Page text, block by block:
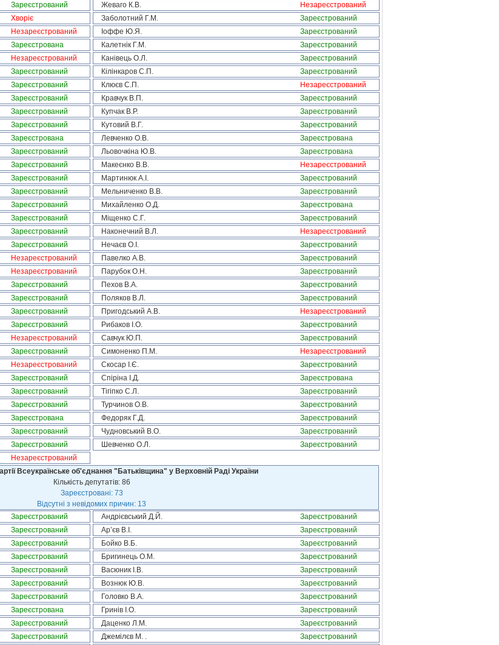
Зареєстрований Жеваго К.В.
Незареєстрований
Хворіє Заболотний Г.М.
Зареєстрований
Незареєстрований Іоффе Ю.Я.
Зареєстрований
Зареєстрована Калетнік Г.М.
Зареєстрований
Незареєстрований Канівець О.Л.
Зареєстрований
Зареєстрований Кілінкаров С.П.
Зареєстрований
Зареєстрований Клюєв С.П.
Незареєстрований
Зареєстрований Кравчук В.П.
Зареєстрований
Зареєстрований Купчак В.Р.
Зареєстрований
Зареєстрований Кутовий В.Г.
Зареєстрований
Зареєстрована Левченко О.В.
Зареєстрована
Зареєстрований Льовочкіна Ю.В.
Зареєстрована
Зареєстрований Макеєнко В.В.
Незареєстрований
Зареєстрований Мартинюк А.І.
Зареєстрований
Зареєстрований Мельниченко В.В.
Зареєстрований
Зареєстрований Михайленко О.Д.
Зареєстрована
Зареєстрований Міщенко С.Г.
Зареєстрований
Зареєстрований Наконечний В.Л.
Незареєстрований
Зареєстрований Нечаєв О.І.
Зареєстрований
Незареєстрований Павелко А.В.
Зареєстрований
Незареєстрований Парубок О.Н.
Зареєстрований
Зареєстрований Пехов В.А.
Зареєстрований
Зареєстрований Поляков В.Л.
Зареєстрований
Зареєстрований Пригодський А.В.
Незареєстрований
Зареєстрований Рибаков І.О.
Зареєстрований
Незареєстрований Савчук Ю.П.
Зареєстрований
Зареєстрований Симоненко П.М.
Незареєстрований
Незареєстрований Скосар І.Є.
Зареєстрований
Зареєстрований Спіріна І.Д.
Зареєстрована
Зареєстрований Тігіпко С.Л.
Зареєстрований
Зареєстрований Турчинов О.В.
Зареєстрований
Зареєстрована Федоряк Г.Д.
Зареєстрований
Зареєстрований Чудновський В.О.
Зареєстрований
Зареєстрований Шевченко О.Л.
Зареєстрований
Незареєстрований
Всеукраїнське об'єднання "Батьківщина" у Верховній Раді України
Кількість депутатів: 86
Зареєстровані: 73
Відсутні з невідомих причин: 13
Зареєстрований Андрієвський Д.Й.
Зареєстрований
Зареєстрований Ар’єв В.І.
Зареєстрований
Зареєстрований Бойко В.Б.
Зареєстрований
Зареєстрований Бригинець О.М.
Зареєстрований
Зареєстрований Васюник І.В.
Зареєстрований
Зареєстрований Вознюк Ю.В.
Зареєстрований
Зареєстрований Головко В.А.
Зареєстрований
Зареєстрована Гринів І.О.
Зареєстрований
Зареєстрований Даценко Л.М.
Зареєстрований
Зареєстрований Джемілєв М. .
Зареєстрований